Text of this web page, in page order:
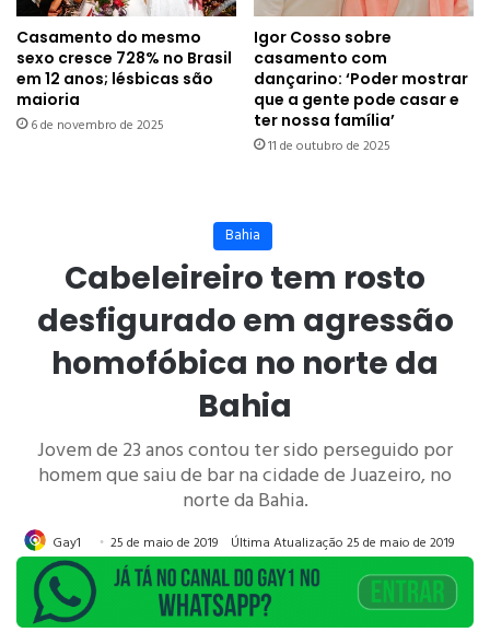
Casamento do mesmo
sexo cresce 728% no Brasil
em 12 anos; lésbicas são
maioria
6 de novembro de 2025
Igor Cosso sobre
casamento com
dançarino: ‘Poder mostrar
que a gente pode casar e
ter nossa família’
11 de outubro de 2025